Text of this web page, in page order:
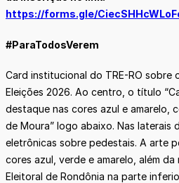
https://forms.gle/
#ParaTodosVerem
Card institucional do TRE-RO sobre
Eleições 2026. Ao centro, o título
destaque nas cores azul e amarelo,
de Moura” logo abaixo. Nas laterais
eletrônicas sobre pedestais. A arte
cores azul, verde e amarelo, além
Eleitoral de Rondônia na parte